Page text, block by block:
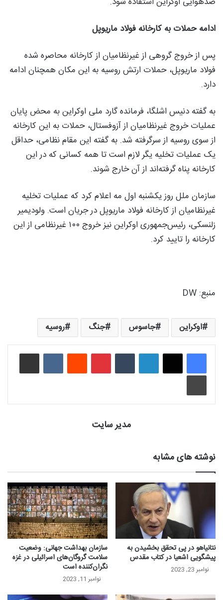
ادامه حملات به کارخانه فولاد ماریوپل
پس از خروج گروهی از غیرنظامیان از کارخانه محاصره شده
فولاد ماریوپل، حملات ارتش روسیه به این مکان همچنان ادامه
دارد.
به گفته دنیس اشلگا، فرمانده گارد ملی اوکراین به محض پایان
عملیات خروج غیرنظامیان از آزوفستال، حملات به این کارخانه
از سوی روسیه از سرگرفته شد. به گفته این مقام نظامی، حداقل
یک عملیات تخلیه یگر لازم است تا همه کسانی که در این
کارخانه پناه گرفته‌اند از آن خارج شوند.
سازمان ملل روز یکشنبه اول مه اعلام کرد که عملیات تخلیه
غیرنظامیان از کارخانه فولاد ماریوپل در جریان است. ولودیمیر
زلنسکی، رئیس‌جمهوری اوکراین نیز خروج ۱۰۰ غیرنظامی از این
کارخانه را تایید کرد.
منبع: DW
اوکراین جاسوس جنگ روسیه
لینکدین ‫پین‌ترست ‫رددیت
چاپ
مدیر سایت
نوشته های مشابه
نتانیاهو در پی تحقق بخشیدن به
پیشگویی اشعیا در کتاب مقدس
نوامبر 23, 2023
سازمان بهداشت جهانی: وضعیت
سلامت گروگان‌های اسرائیلی در غزه
نگران‌کننده است
نوامبر 11, 2023